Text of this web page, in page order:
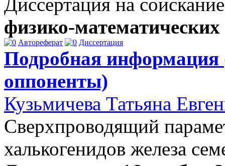
физико-математических
Автореферат Диссертация
Подробная
оппоненты)
Кузьмичева Татьяна
Сверхпроводящий
халькогенидов железа